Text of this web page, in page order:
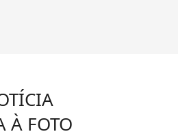
À FOTO